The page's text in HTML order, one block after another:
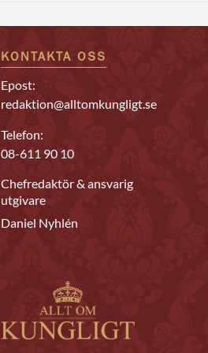
KONTAKTA OSS
Epost:
redaktion@alltomkungligt.se
Telefon:
08-611 90 10
Chefredaktör & ansvarig
utgivare
Daniel Nyhlén